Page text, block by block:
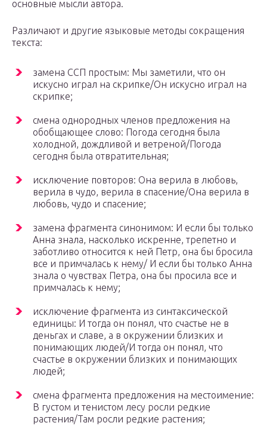
основные мысли автора.
Различают и другие языковые методы сокращения
текста:
замена ССП простым: Мы заметили, что он
искусно играл на скрипке/Он искусно играл на
скрипке;
смена однородных членов предложения на
обобщающее слово: Погода сегодня была
холодной, дождливой и ветреной/Погода
сегодня была отвратительная;
исключение повторов: Она верила в любовь,
верила в чудо, верила в спасение/Она верила в
любовь, чудо и спасение;
замена фрагмента синонимом: И если бы только
Анна знала, насколько искренне, трепетно и
заботливо относится к ней Петр, она бы бросила
все и примчалась к нему/ И если бы только Анна
знала о чувствах Петра, она бы просила все и
примчалась к нему;
исключение фрагмента из синтаксической
единицы: И тогда он понял, что счастье не в
деньгах и славе, а в окружении близких и
понимающих людей/И тогда он понял, что
счастье в окружении близких и понимающих
людей;
смена фрагмента предложения на местоимение:
В густом и тенистом лесу росли редкие
растения/Там росли редкие растения;